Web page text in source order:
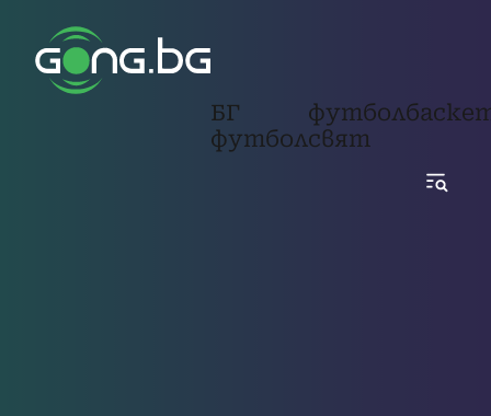
БГ
футбол
футбол
свят